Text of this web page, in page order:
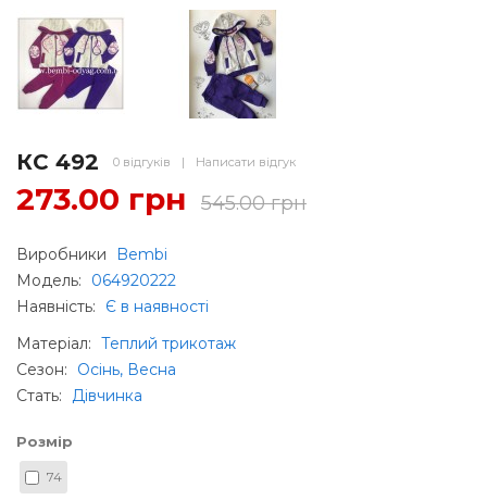
КС 492 0 відгуків | Написати відгук
273.00 грн 545.00 грн
Виробники
Bembi
Модель:
064920222
Наявність:
Є в наявності
Матеріал: Теплий трикотаж
Сезон:
Осінь, Весна
Стать: Дівчинка
Розмір
74